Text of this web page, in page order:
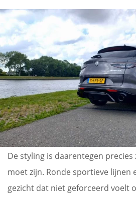
De styling is daarentegen precies
moet zijn. Ronde sportieve lijnen
gezicht dat niet geforceerd voelt